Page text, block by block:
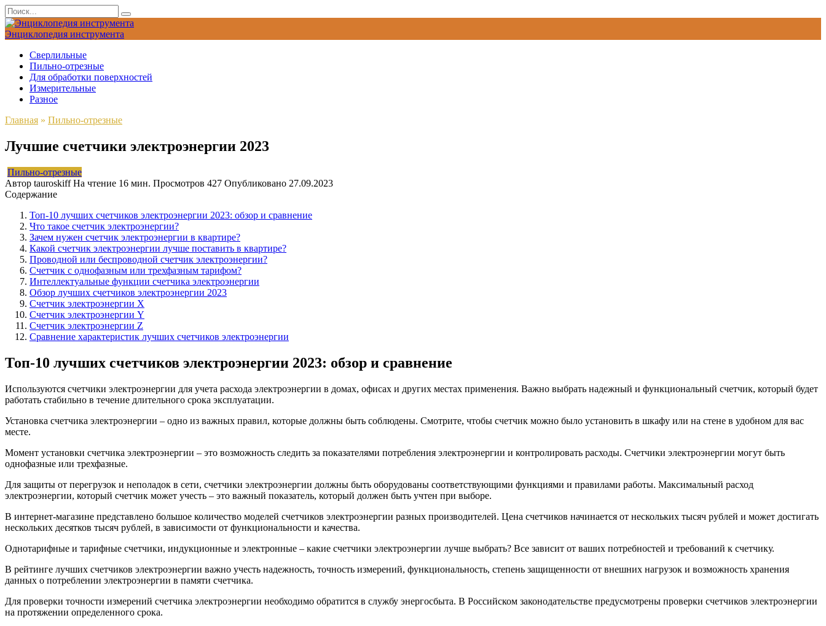
Перейти
к
содержанию
Search
for:
Энциклопедия инструмента
Сверлильные
Пильно-отрезные
Для обработки поверхностей
Измерительные
Разное
Главная » Пильно-отрезные
Лучшие счетчики электроэнергии 2023
Пильно-отрезные
Автор tauroskiff На чтение 16 мин. Просмотров 427 Опубликовано 27.09.2023
Содержание
Топ-10 лучших счетчиков электроэнергии 2023: обзор и сравнение
Что такое счетчик электроэнергии?
Зачем нужен счетчик электроэнергии в квартире?
Какой счетчик электроэнергии лучше поставить в квартире?
Проводной или беспроводной счетчик электроэнергии?
Счетчик с однофазным или трехфазным тарифом?
Интеллектуальные функции счетчика электроэнергии
Обзор лучших счетчиков электроэнергии 2023
Счетчик электроэнергии X
Счетчик электроэнергии Y
Счетчик электроэнергии Z
Сравнение характеристик лучших счетчиков электроэнергии
Топ-10 лучших счетчиков электроэнергии 2023: обзор и сравнение
Используются счетчики электроэнергии для учета расхода электроэнергии в домах, офисах и других местах применения. Важно выбрать надежный и функциональный счетчик, который будет
работать стабильно в течение длительного срока эксплуатации.
Установка счетчика электроэнергии – одно из важных правил, которые должны быть соблюдены. Смотрите, чтобы счетчик можно было установить в шкафу или на стене в удобном для вас
месте.
Момент установки счетчика электроэнергии – это возможность следить за показателями потребления электроэнергии и контролировать расходы. Счетчики электроэнергии могут быть
однофазные или трехфазные.
Для защиты от перегрузок и неполадок в сети, счетчики электроэнергии должны быть оборудованы соответствующими функциями и правилами работы. Максимальный расход
электроэнергии, который счетчик может учесть – это важный показатель, который должен быть учтен при выборе.
В интернет-магазине представлено большое количество моделей счетчиков электроэнергии разных производителей. Цена счетчиков начинается от нескольких тысяч рублей и может достигать
нескольких десятков тысяч рублей, в зависимости от функциональности и качества.
Однотарифные и тарифные счетчики, индукционные и электронные – какие счетчики электроэнергии лучше выбрать? Все зависит от ваших потребностей и требований к счетчику.
В рейтинге лучших счетчиков электроэнергии важно учесть надежность, точность измерений, функциональность, степень защищенности от внешних нагрузок и возможность хранения
данных о потреблении электроэнергии в памяти счетчика.
Для проверки точности измерений счетчика электроэнергии необходимо обратится в службу энергосбыта. В Российском законодательстве предусмотрены проверки счетчиков электроэнергии
на протяжении определенного срока.